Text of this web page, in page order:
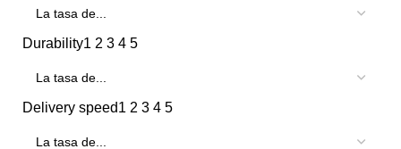
Durability1 2 3 4 5
Delivery speed1 2 3 4 5